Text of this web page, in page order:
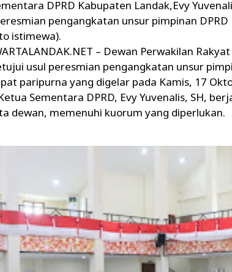
DPRD Kabupaten Landak,Evy
pengangkatan unsur pimpinan
istimewa).
– Dewan Perwakilan
usul peresmian pengangkatan unsur
paripurna yang digelar pada Kamis, 17
Sementara DPRD, Evy Yuvenalis, SH,
dewan, memenuhi kuorum yang diperlukan.